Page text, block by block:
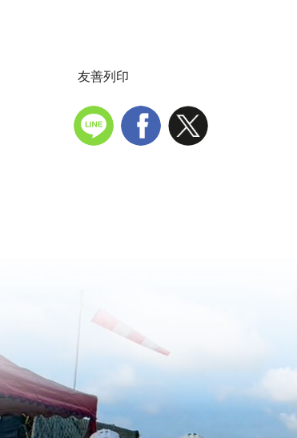
友善列印